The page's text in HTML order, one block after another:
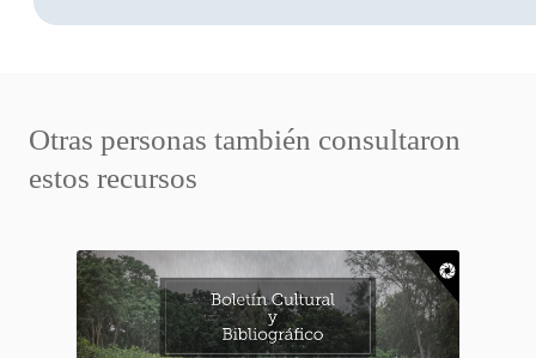
Otras personas también consultaron
estos recursos